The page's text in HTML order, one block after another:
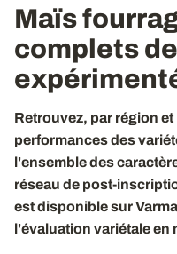
Maïs
complets
Retrouvez, par région
performances des
l'ensemble des
réseau de post-
est disponible sur
l'évaluation variétale en